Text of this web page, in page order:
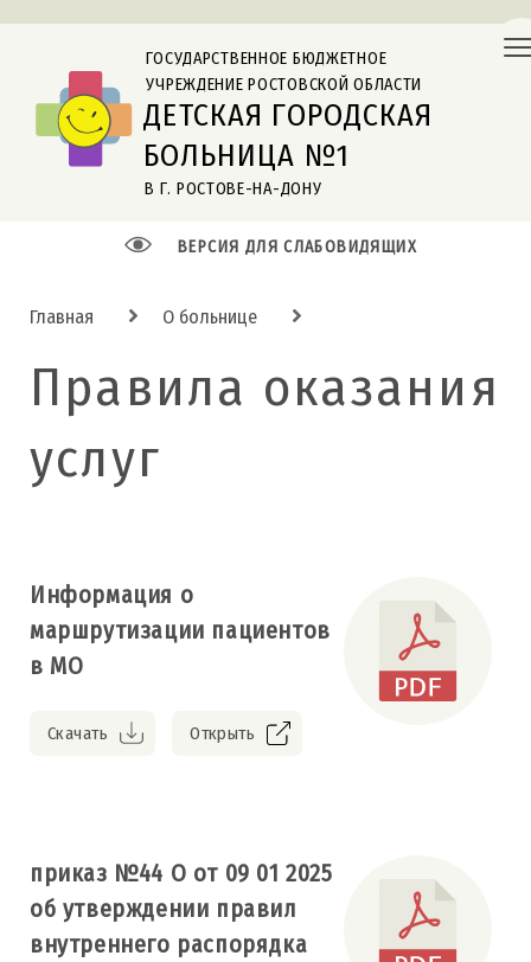
ДЕТСКАЯ ГОРОДСКАЯ
В Г. РОСТОВЕ-НА-ДОНУ
ГОСУДАРСТВЕННОЕ БЮДЖЕТНОЕ
УЧРЕЖДЕНИЕ РОСТОВСКОЙ ОБЛАСТИ
БОЛЬНИЦА №1
ВЕРСИЯ ДЛЯ СЛАБОВИДЯЩИХ
Главная О больнице
Правила оказания
услуг
Информация о
маршрутизации пациентов
в МО
Скачать Открыть
приказ №44 О от 09 01 2025
об утверждении правил
внутреннего распорядка